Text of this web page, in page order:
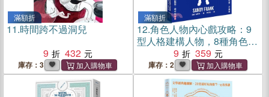
滿額折
11.時間跨不過洞兒
9
432
庫存：3
滿額折
12.角色人物內心戲攻略：9
型人格建構人物，8種角色帶
動故事衝突！教你成功塑造
人物的法則
9 359
庫存：2